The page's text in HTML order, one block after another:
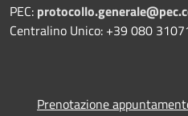
PEC:
Centralino Unico: +39 080
Prenotazione